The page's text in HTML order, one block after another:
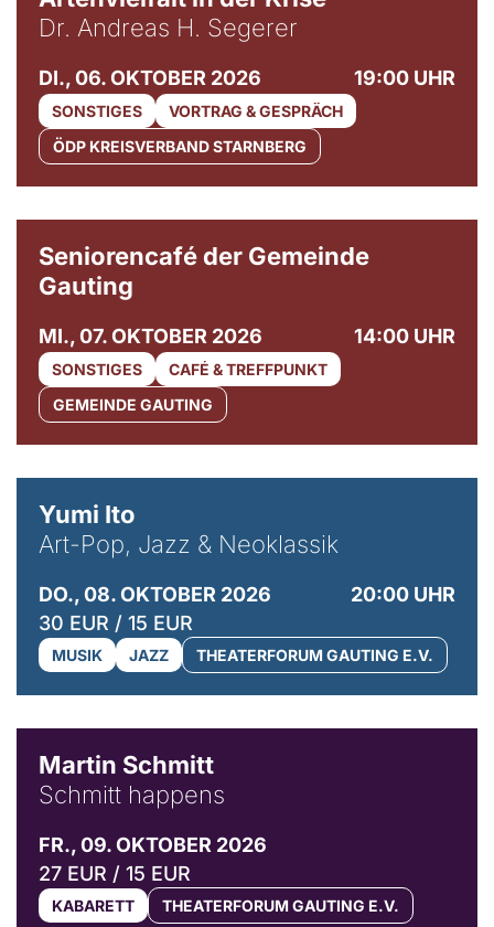
Dr. Andreas H. Segerer
DI., 06. OKTOBER 2026 19:00 UHR
SONSTIGES
VORTRAG & GESPRÄCH
ÖDP KREISVERBAND STARNBERG
Seniorencafé der Gemeinde
Gauting
MI., 07. OKTOBER 2026 14:00 UHR
SONSTIGES
CAFÉ & TREFFPUNKT
GEMEINDE GAUTING
Yumi Ito
Art-Pop, Jazz & Neoklassik
DO., 08. OKTOBER 2026
20:00 UHR
30 EUR / 15 EUR
MUSIK JAZZ THEATERFORUM GAUTING E.V.
Martin Schmitt
Schmitt happens
FR., 09. OKTOBER 2026
27 EUR / 15 EUR
KABARETT THEATERFORUM GAUTING E.V.